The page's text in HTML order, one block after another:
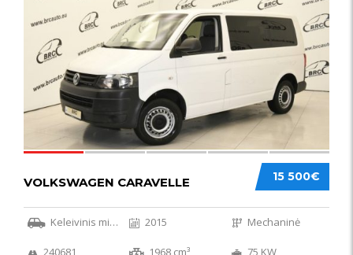
15 500€
VOLKSWAGEN CARAVELLE
Keleivinis mikroautobusas 2015 Mechaninė
240681 1968 cm³ 75 KW